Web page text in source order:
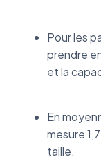
Pour les
prendre
et la
En
mesure
taille.